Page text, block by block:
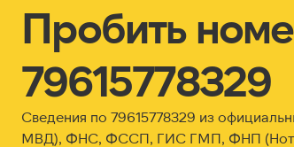
Пробить
79615778329
Сведения по 79615778329 из
МВД), ФНС, ФССП, ГИС ГМП, ФНП